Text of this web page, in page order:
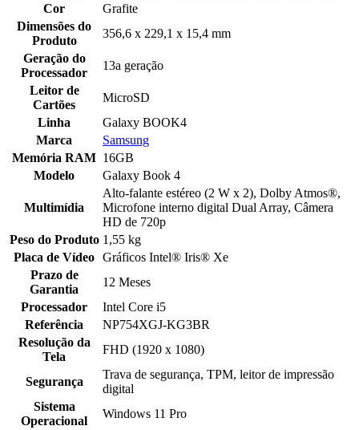
Cor
Grafite
Dimensões do
Produto
356,6 x 229,1 x 15,4 mm
Geração do
Processador
13a geração
Leitor de
Cartões
MicroSD
Linha
Galaxy BOOK4
Marca
Samsung
Memória RAM 16GB
Modelo
Galaxy Book 4
Multimídia
Alto-falante estéreo (2 W x 2), Dolby Atmos®,
Microfone interno digital Dual Array, Câmera
HD de 720p
Peso do Produto 1,55 kg
Placa de Vídeo Gráficos Intel® Iris® Xe
Prazo de
Garantia
12 Meses
Processador
Intel Core i5
Referência
NP754XGJ-KG3BR
Resolução da
Tela
FHD (1920 x 1080)
Segurança
Trava de segurança, TPM, leitor de impressão
digital
Sistema
Operacional
Windows 11 Pro